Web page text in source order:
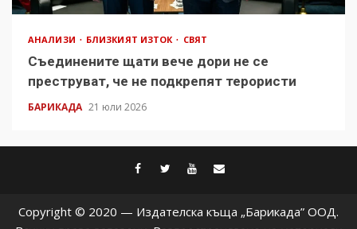
АНАЛИЗИ БЛИЗКИЯТ ИЗТОК СВЯТ
Съединените щати вече дори не се
преструват, че не подкрепят терористи
БАРИКАДА 21 юли 2026
facebook
twitter
youtube
Copyright © 2020 — Издателска къща „Барикада” ООД.